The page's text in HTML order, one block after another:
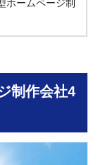
ホームページ制
制作会社4